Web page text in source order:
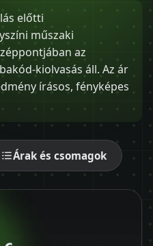
7511
előtti
műszaki
az
kiolvasás áll. Az ár
írásos, fényképes
Árak és csomagok